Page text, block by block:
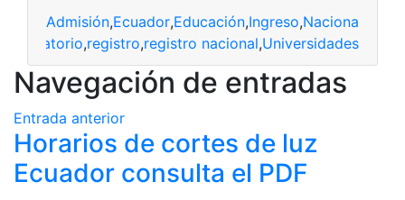
Admisión,Ecuador,Educación,Ingreso,Nacional
obligatorio,registro,registro nacional,Universidades
Navegación de entradas
Entrada anterior
Horarios de cortes de luz
Ecuador consulta el PDF